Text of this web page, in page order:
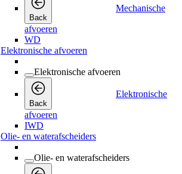
Back
Mechanische
afvoeren
WD
Elektronische afvoeren
Elektronische afvoeren
Back
Elektronische
afvoeren
IWD
Olie- en waterafscheiders
Olie- en waterafscheiders